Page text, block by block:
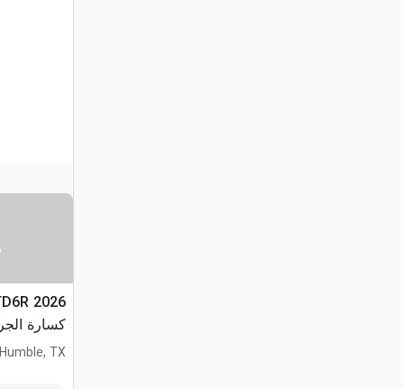
كسارة
(Unused)
TX